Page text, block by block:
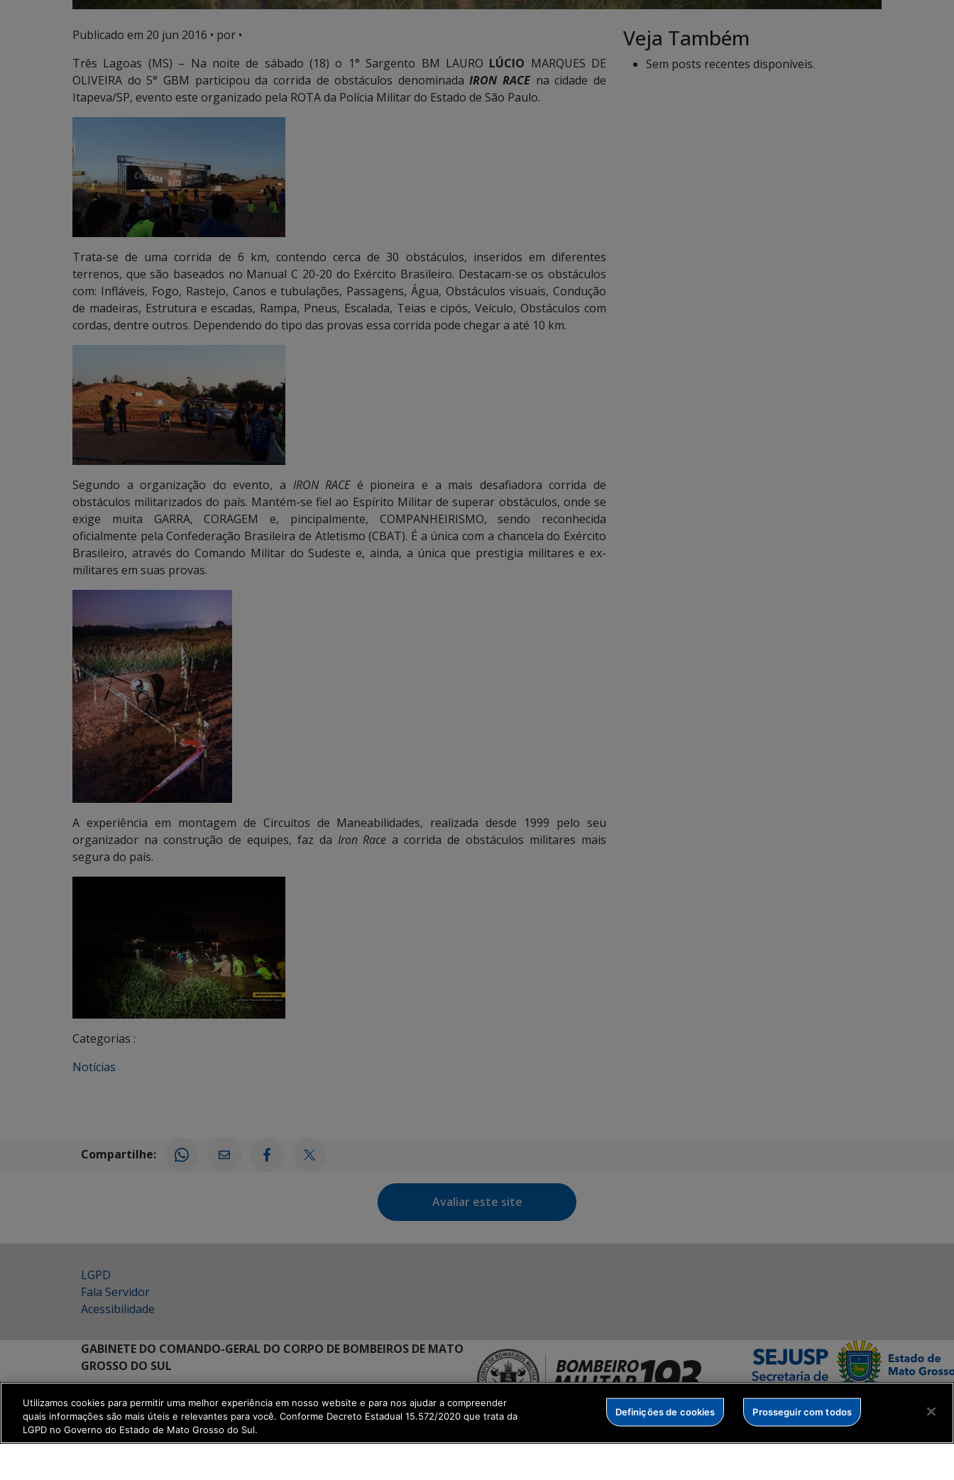
Publicado em 20 jun 2016 • por •
Três Lagoas (MS) – Na noite de sábado (18) o 1° Sargento BM LAURO LÚCIO MARQUES DE
OLIVEIRA do 5° GBM participou da corrida de obstáculos denominadaIRON RACE na cidade de
Itapeva/SP, evento este organizado pela ROTA da Polícia Militar do Estado de São Paulo.
Trata-se de uma corrida de 6 km, contendo cerca de 30 obstáculos, inseridos em diferentes
terrenos, que são baseados no Manual C 20-20 do Exército Brasileiro. Destacam-se os obstáculos
com: Infláveis, Fogo, Rastejo, Canos e tubulações, Passagens, Água, Obstáculos visuais, Condução
de madeiras, Estrutura e escadas, Rampa, Pneus, Escalada, Teias e cipós, Veículo, Obstáculos com
cordas, dentre outros. Dependendo do tipo das provas essa corrida pode chegar a até 10 km.
Segundo a organização do evento, a IRON RACEé pioneira e a mais desafiadora corrida de
obstáculos militarizados do país. Mantém-se fiel ao Espírito Militar de superar obstáculos, onde se
exige muita GARRA, CORAGEM e, pincipalmente, COMPANHEIRISMO, sendo reconhecida
oficialmente pela Confederação Brasileira de Atletismo (CBAT). É a única com a chancela do Exército
Brasileiro, através do Comando Militar do Sudeste e, ainda, a única que prestigia militares e ex-
militares em suas provas.
A experiência em montagem de Circuitos de Maneabilidades, realizada desde 1999 pelo seu
organizador na construção de equipes, faz da Iron Race a corrida de obstáculos militares mais
segura do país.
Categorias :
Notícias
Veja Também
Sem posts recentes disponíveis.
Compartilhe:
Avaliar este site
LGPD
Fala Servidor
Acessibilidade
GABINETE DO COMANDO-GERAL DO CORPO DE BOMBEIROS DE MATO
GROSSO DO SUL
Jardim Veraneio - Parque dos Poderes - Campo Grande | MS
CEP: 79021-003
Utilizamos cookies para permitir uma melhor experiência em nosso website e para nos ajudar a compreender
quais informações são mais úteis e relevantes para você. Conforme Decreto Estadual 15.572/2020 que trata da
LGPD no Governo do Estado de Mato Grosso do Sul.
Definições de cookies Prosseguir com todos